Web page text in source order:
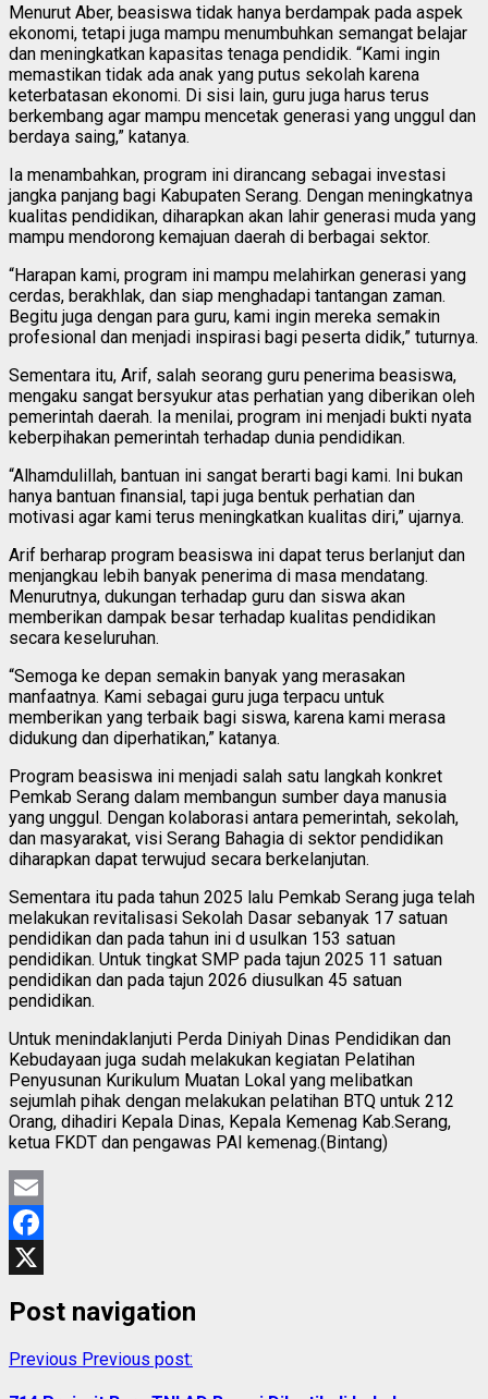
Menurut Aber, beasiswa tidak hanya berdampak pada aspek
ekonomi, tetapi juga mampu menumbuhkan semangat belajar
dan meningkatkan kapasitas tenaga pendidik. “Kami ingin
memastikan tidak ada anak yang putus sekolah karena
keterbatasan ekonomi. Di sisi lain, guru juga harus terus
berkembang agar mampu mencetak generasi yang unggul dan
berdaya saing,” katanya.
Ia menambahkan, program ini dirancang sebagai investasi
jangka panjang bagi Kabupaten Serang. Dengan meningkatnya
kualitas pendidikan, diharapkan akan lahir generasi muda yang
mampu mendorong kemajuan daerah di berbagai sektor.
“Harapan kami, program ini mampu melahirkan generasi yang
cerdas, berakhlak, dan siap menghadapi tantangan zaman.
Begitu juga dengan para guru, kami ingin mereka semakin
profesional dan menjadi inspirasi bagi peserta didik,” tuturnya.
Sementara itu, Arif, salah seorang guru penerima beasiswa,
mengaku sangat bersyukur atas perhatian yang diberikan oleh
pemerintah daerah. Ia menilai, program ini menjadi bukti nyata
keberpihakan pemerintah terhadap dunia pendidikan.
“Alhamdulillah, bantuan ini sangat berarti bagi kami. Ini bukan
hanya bantuan finansial, tapi juga bentuk perhatian dan
motivasi agar kami terus meningkatkan kualitas diri,” ujarnya.
Arif berharap program beasiswa ini dapat terus berlanjut dan
menjangkau lebih banyak penerima di masa mendatang.
Menurutnya, dukungan terhadap guru dan siswa akan
memberikan dampak besar terhadap kualitas pendidikan
secara keseluruhan.
“Semoga ke depan semakin banyak yang merasakan
manfaatnya. Kami sebagai guru juga terpacu untuk
memberikan yang terbaik bagi siswa, karena kami merasa
didukung dan diperhatikan,” katanya.
Program beasiswa ini menjadi salah satu langkah konkret
Pemkab Serang dalam membangun sumber daya manusia
yang unggul. Dengan kolaborasi antara pemerintah, sekolah,
dan masyarakat, visi Serang Bahagia di sektor pendidikan
diharapkan dapat terwujud secara berkelanjutan.
Sementara itu pada tahun 2025 lalu Pemkab Serang juga telah
melakukan revitalisasi Sekolah Dasar sebanyak 17 satuan
pendidikan dan pada tahun ini d usulkan 153 satuan
pendidikan. Untuk tingkat SMP pada tajun 2025 11 satuan
pendidikan dan pada tajun 2026 diusulkan 45 satuan
pendidikan.
Untuk menindaklanjuti Perda Diniyah Dinas Pendidikan dan
Kebudayaan juga sudah melakukan kegiatan Pelatihan
Penyusunan Kurikulum Muatan Lokal yang melibatkan
sejumlah pihak dengan melakukan pelatihan BTQ untuk 212
Orang, dihadiri Kepala Dinas, Kepala Kemenag Kab.Serang,
ketua FKDT dan pengawas PAI kemenag.(Bintang)
Email
Facebook
Post navigation
Previous Previous post: